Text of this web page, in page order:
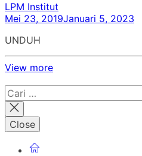
LPM Institut
Mei 23, 2019Januari 5, 2023
UNDUH
View more
Cari
untuk:
Close